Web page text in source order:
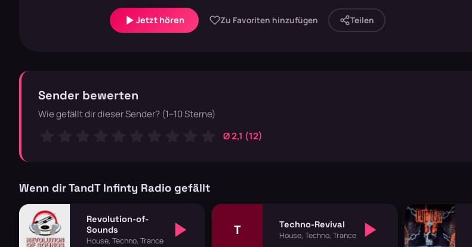
Jetzt hören Zu Favoriten hinzufügen Teilen
Sender bewerten
Wie gefällt dir dieser Sender? (1–10 Sterne)
Ø 2,1 (12)
Wenn dir TandT Infinty Radio gefällt
Revolution-of-
Sounds
House, Techno, Trance
T Techno-Revival
House, Techno, Trance